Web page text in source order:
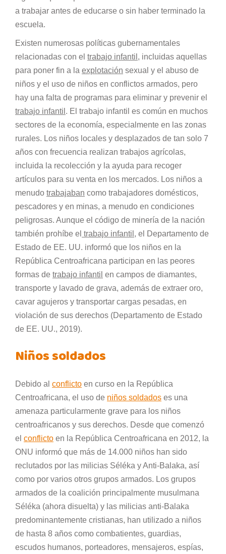
a trabajar antes de educarse o sin haber terminado la
escuela.
Existen numerosas políticas gubernamentales
relacionadas con el trabajo infantil , incluidas aquellas
para poner fin a la explotación sexual y el abuso de
niños y el uso de niños en conflictos armados, pero
hay una falta de programas para eliminar y prevenir el
trabajo infantil . El trabajo infantil es común en muchos
sectores de la economía, especialmente en las zonas
rurales. Los niños locales y desplazados de tan solo 7
años con frecuencia realizan trabajos agrícolas,
incluida la recolección y la ayuda para recoger
artículos para su venta en los mercados. Los niños a
menudo trabajaban como trabajadores domésticos,
pescadores y en minas, a menudo en condiciones
peligrosas. Aunque el código de minería de la nación
también prohíbe el trabajo infantil , el Departamento de
Estado de EE. UU. informó que los niños en la
República Centroafricana participan en las peores
formas de trabajo infantil en campos de diamantes,
transporte y lavado de grava, además de extraer oro,
cavar agujeros y transportar cargas pesadas, en
violación de sus derechos (Departamento de Estado
de EE. UU., 2019).
Niños soldados
Debido al conflicto en curso en la República
Centroafricana, el uso de niños soldados es una
amenaza particularmente grave para los niños
centroafricanos y sus derechos. Desde que comenzó
el conflicto en la República Centroafricana en 2012, la
ONU informó que más de 14.000 niños han sido
reclutados por las milicias Séléka y Anti-Balaka, así
como por varios otros grupos armados. Los grupos
armados de la coalición principalmente musulmana
Séléka (ahora disuelta) y las milicias anti-Balaka
predominantemente cristianas, han utilizado a niños
de hasta 8 años como combatientes, guardias,
escudos humanos, porteadores, mensajeros, espías,